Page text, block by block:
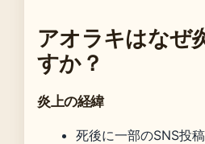
アオラキはなぜ
すか？
炎上の経緯
死後に一部のSNS投